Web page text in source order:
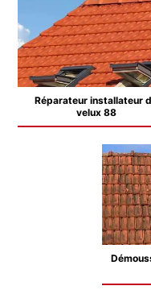
Réparateur installateur
velux 88